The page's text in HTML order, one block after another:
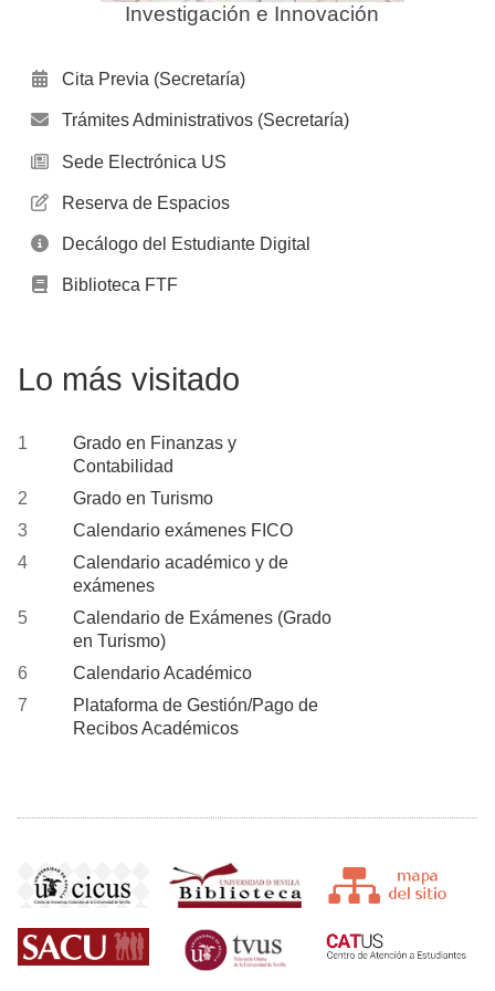
Investigación e Innovación
Cita Previa (Secretaría)
Trámites Administrativos (Secretaría)
Sede Electrónica US
Reserva de Espacios
Decálogo del Estudiante Digital
Biblioteca FTF
Lo más visitado
Grado en Finanzas y
Contabilidad
Grado en Turismo
Calendario exámenes FICO
Calendario académico y de
exámenes
Calendario de Exámenes (Grado
en Turismo)
Calendario Académico
Plataforma de Gestión/Pago de
Recibos Académicos